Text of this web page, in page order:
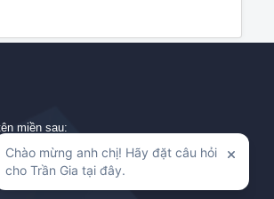
miền sau: